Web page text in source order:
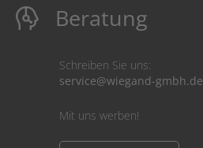
Beratung
Schreiben Sie uns:
service@wiegand-gmbh.de
Mit uns werben!